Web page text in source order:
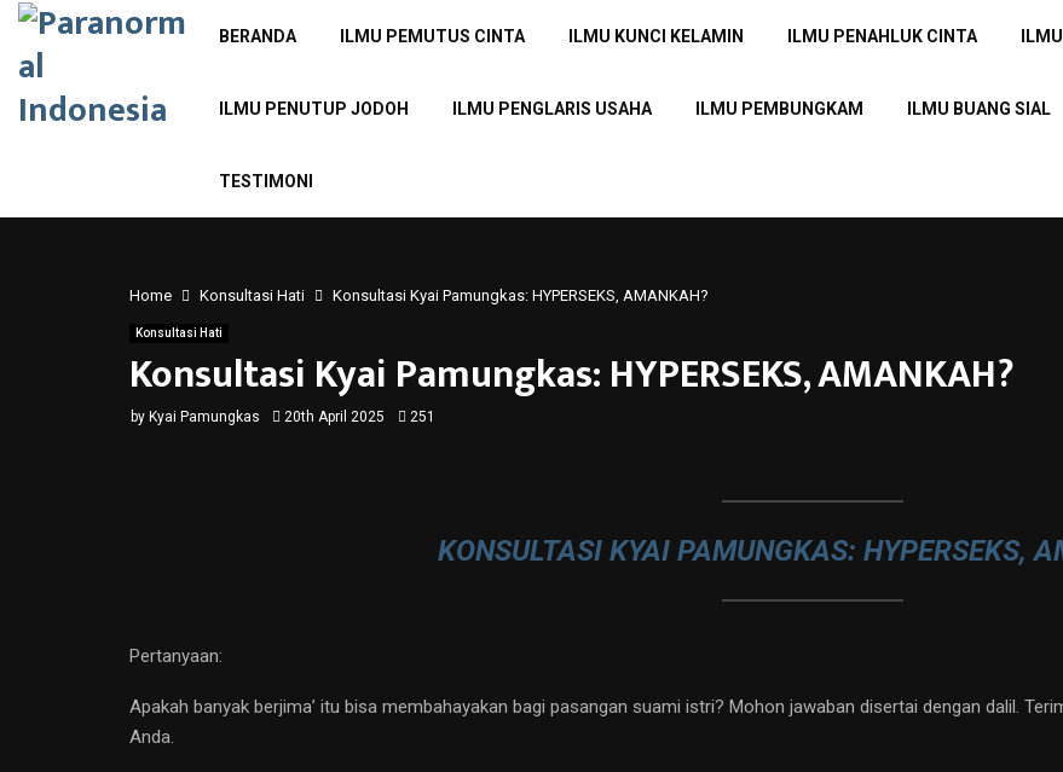
BERANDA ILMU PEMUTUS CINTA ILMU KUNCI KELAMIN ILMU PENAHLUK CINTA
ILMU PENUTUP JODOH ILMU PENGLARIS USAHA ILMU PEMBUNGKAM ILMU BUANG SIAL
TESTIMONI
Home Konsultasi Hati Konsultasi Kyai Pamungkas: HYPERSEKS, AMANKAH?
Konsultasi Hati
Konsultasi Kyai Pamungkas: HYPERSEKS, AMANKAH?
by Kyai Pamungkas 20th April 2025 251
KONSULTASI KYAI PAMUNGKAS: HYPERSEKS,
Pertanyaan:
Apakah banyak berjima’ itu bisa membahayakan bagi pasangan suami istri? Mohon jawaban disertai dengan dalil.
Anda.